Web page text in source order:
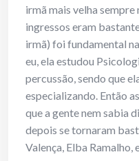
irmã mais velha sempre
ingressos eram
irmã) foi fundamental
eu, ela estudou
percussão, sendo que
especializando. Então
que a gente nem sabia
depois se tornaram
Valença, Elba Ramalho,